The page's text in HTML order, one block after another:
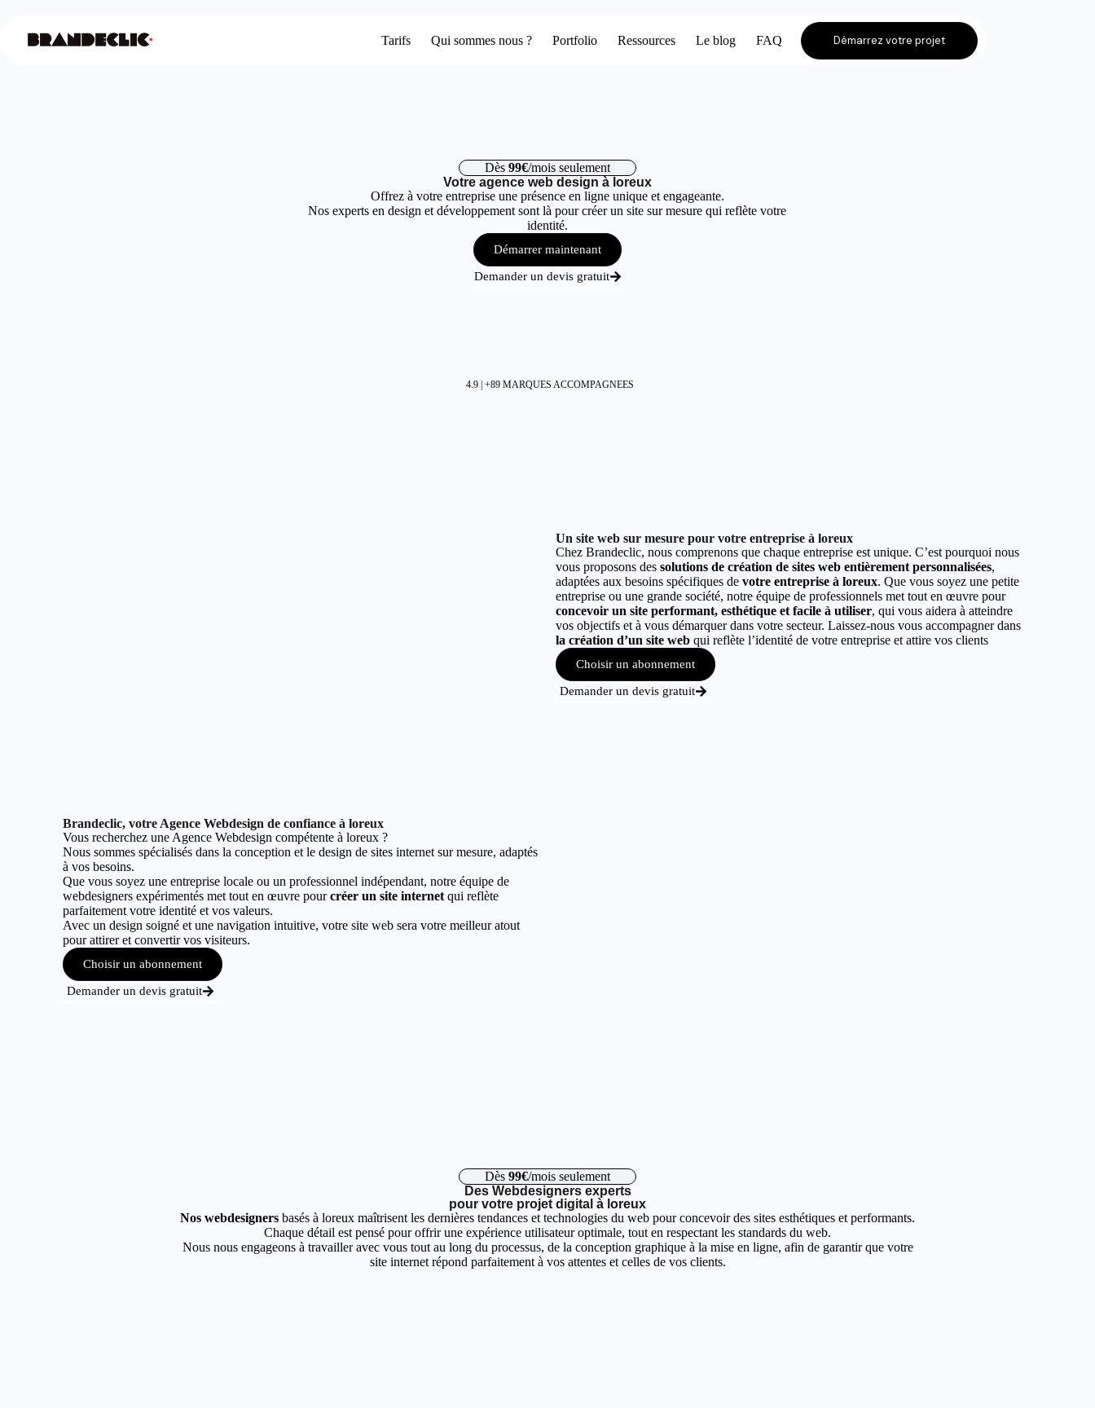
Tarifs Qui sommes nous ? Portfolio Ressources Le blog FAQ Démarrez votre projet
Dès 99€/mois seulement
Votre agence web design à loreux
Offrez à votre entreprise une présence en ligne unique et engageante.
Nos experts en design et développement sont là pour créer un site sur mesure qui reflète votre
identité.
Démarrer maintenant
Demander un devis gratuit
4.9 | +89 MARQUES ACCOMPAGNEES
Un site web sur mesure pour votre entreprise à loreux
Chez Brandeclic, nous comprenons que chaque entreprise est unique. C’est pourquoi nous
vous proposons des solutions de création de sites web entièrement personnalisées,
adaptées aux besoins spécifiques de votre entreprise à loreux. Que vous soyez une petite
entreprise ou une grande société, notre équipe de professionnels met tout en œuvre pour
concevoir un site performant, esthétique et facile à utiliser, qui vous aidera à atteindre
vos objectifs et à vous démarquer dans votre secteur. Laissez-nous vous accompagner dans
la création d’un site web qui reflète l’identité de votre entreprise et attire vos clients
Choisir un abonnement
Demander un devis gratuit
Brandeclic, votre Agence Webdesign de confiance à loreux
Vous recherchez une Agence Webdesign compétente à loreux ?
Nous sommes spécialisés dans la conception et le design de sites internet sur mesure, adaptés
à vos besoins.
Que vous soyez une entreprise locale ou un professionnel indépendant, notre équipe de
webdesigners expérimentés met tout en œuvre pourcréer un site internetqui reflète
parfaitement votre identité et vos valeurs.
Avec un design soigné et une navigation intuitive, votre site web sera votre meilleur atout
pour attirer et convertir vos visiteurs.
Choisir un abonnement
Demander un devis gratuit
Dès 99€/mois seulement
Des Webdesigners experts
pour votre projet digital à loreux
Nos webdesigners basés à loreux maîtrisent les dernières tendances et technologies du web pour concevoir des sites esthétiques et performants.
Chaque détail est pensé pour offrir une expérience utilisateur optimale, tout en respectant les standards du web.
Nous nous engageons à travailler avec vous tout au long du processus, de la conception graphique à la mise en ligne, afin de garantir que votre
site internet répond parfaitement à vos attentes et celles de vos clients.